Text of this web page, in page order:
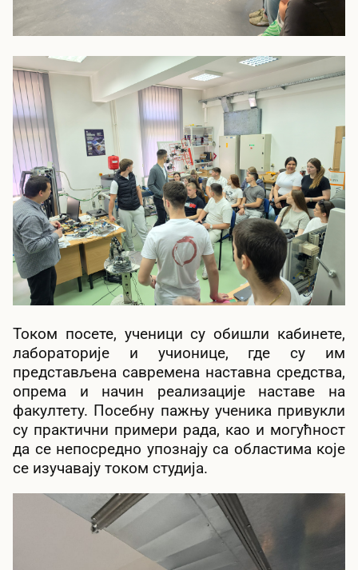
Током посете, ученици су обишли кабинете,
лабораторије и учионице, где су им
представљена савремена наставна средства,
опрема и начин реализације наставе на
факултету. Посебну пажњу ученика привукли
су практични примери рада, као и могућност
да се непосредно упознају са областима које
се изучавају током студија.